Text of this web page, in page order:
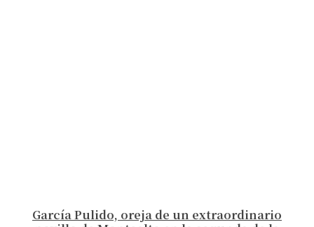
García Pulido, oreja de un extraordinario